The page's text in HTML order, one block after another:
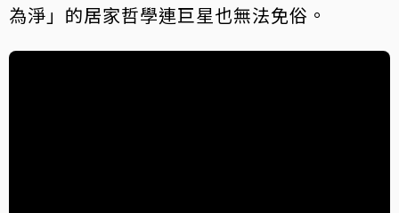
為淨」的居家哲學連巨星也無法免俗。